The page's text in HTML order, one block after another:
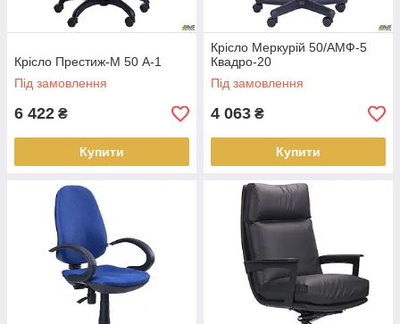
Крісло Престиж-М 50 А-1
Під замовлення
6 422 ₴
Купити
Крісло Меркурій 50/АМФ-5
Квадро-20
Під замовлення
4 063 ₴
Купити